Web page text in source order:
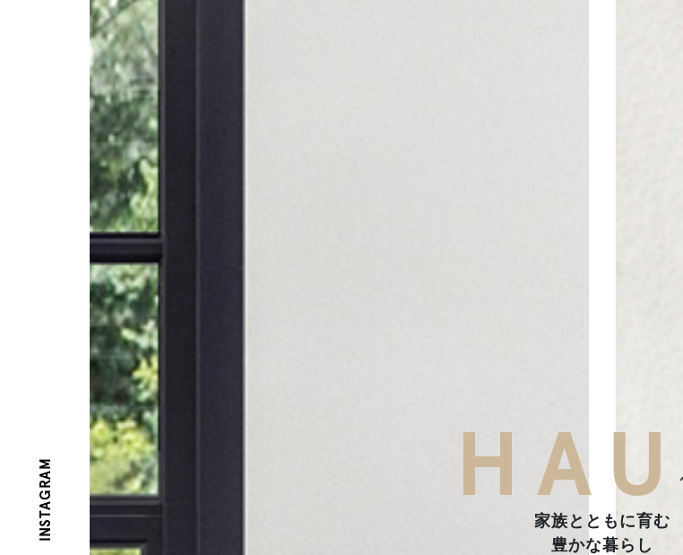
INSTAGRAM
家族とともに育む
豊かな暮らし